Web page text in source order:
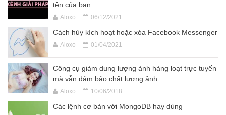
tên của bạn
Aloxo 06/12/2021
Cách hủy kích hoạt hoặc xóa Facebook Messenger
Aloxo 01/04/2021
Công cụ giảm dung lượng ảnh hàng loạt trực tuyến
mà vẫn đảm bảo chất lượng ảnh
Aloxo 10/06/2018
Các lệnh cơ bản với MongoDB hay dùng